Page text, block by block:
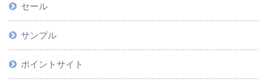
セール
サンプル
ポイントサイト